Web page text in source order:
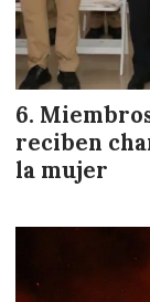
reciben
la mujer